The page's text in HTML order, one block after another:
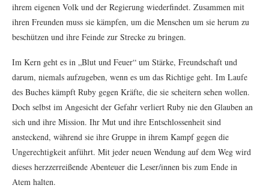
ihrem eigenen Volk und der Regierung wiederfindet. Zusammen mit
ihren Freunden muss sie kämpfen, um die Menschen um sie herum zu
beschützen und ihre Feinde zur Strecke zu bringen.
Im Kern geht es in „Blut und Feuer“ um Stärke, Freundschaft und
darum, niemals aufzugeben, wenn es um das Richtige geht. Im Laufe
des Buches kämpft Ruby gegen Kräfte, die sie scheitern sehen wollen.
Doch selbst im Angesicht der Gefahr verliert Ruby nie den Glauben an
sich und ihre Mission. Ihr Mut und ihre Entschlossenheit sind
ansteckend, während sie ihre Gruppe in ihrem Kampf gegen die
Ungerechtigkeit anführt. Mit jeder neuen Wendung auf dem Weg wird
dieses herzzerreißende Abenteuer die Leser/innen bis zum Ende in
Atem halten.